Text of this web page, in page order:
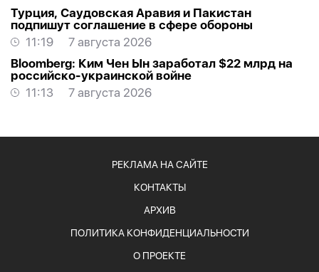
Турция, Саудовская Аравия и Пакистан
подпишут соглашение в сфере обороны
11:19
7 августа 2026
Bloomberg: Ким Чен Ын заработал $22 млрд на
российско-украинской войне
11:13
7 августа 2026
РЕКЛАМА НА САЙТЕ
КОНТАКТЫ
АРХИВ
ПОЛИТИКА КОНФИДЕНЦИАЛЬНОСТИ
О ПРОЕКТЕ